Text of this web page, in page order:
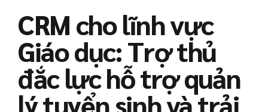
CRM cho lĩnh vực
Giáo dục: Trợ thủ
đắc lực hỗ trợ quản
lý tuyển sinh và trải